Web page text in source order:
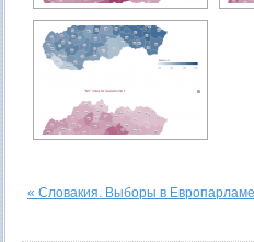
« Словакия. Выборы в